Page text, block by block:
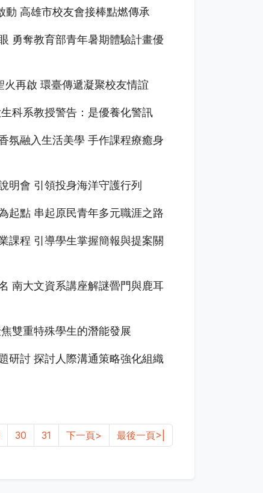
動 高雄市校友會接棒點燃傳承
勇奪教育部青年暑期體驗計畫優
火再啟 環臺傳遞凝聚校友情誼
科系教授警告：是優養化警訊
氛融入生活美學 手作課程療癒身
明會 引領投身海洋守護行列
起點 串起原民青年多元職涯之路
課程 引導學生掌握簡報與提案關
南大文資系講座解謎罾門與鹿耳
雙重特殊學生的潛能發展
研討 探討人際溝通策略強化組織
30 31 下一頁> 最後一頁>|